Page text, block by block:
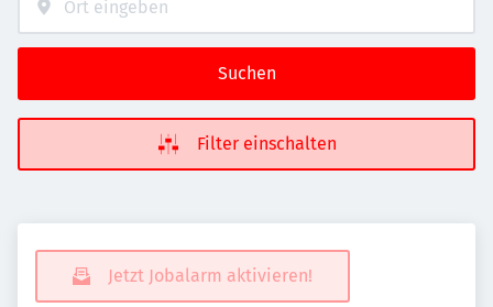
Suchen
Filter einschalten
Jetzt Jobalarm aktivieren!